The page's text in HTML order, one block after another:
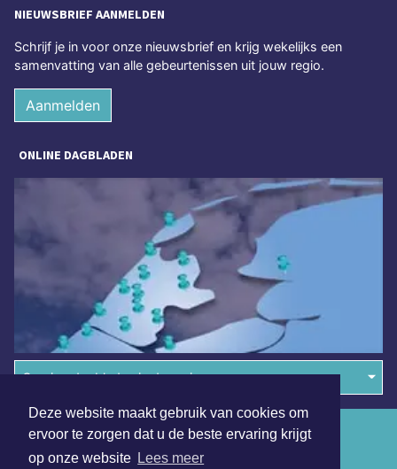
Deze website maakt gebruik van cookies om
ervoor te zorgen dat u de beste ervaring krijgt
op onze website Lees meer
NIEUWSBRIEF AANMELDEN
Schrijf je in voor onze nieuwsbrief en krijg wekelijks een
samenvatting van alle gebeurtenissen uit jouw regio.
Aanmelden
ONLINE DAGBLADEN
Overige dagbladen in de regio
Algemene voorwaarden
Disclaimer